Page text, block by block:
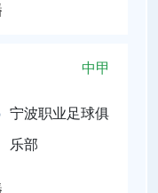
中甲
宁波职业足球俱
乐部